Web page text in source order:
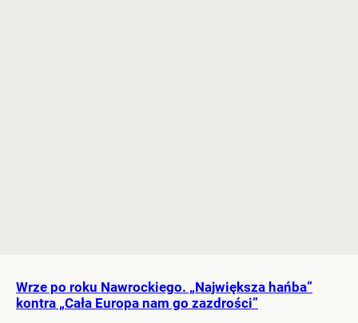
Wrze po roku Nawrockiego. „Największa hańba”
kontra „Cała Europa nam go zazdrości”